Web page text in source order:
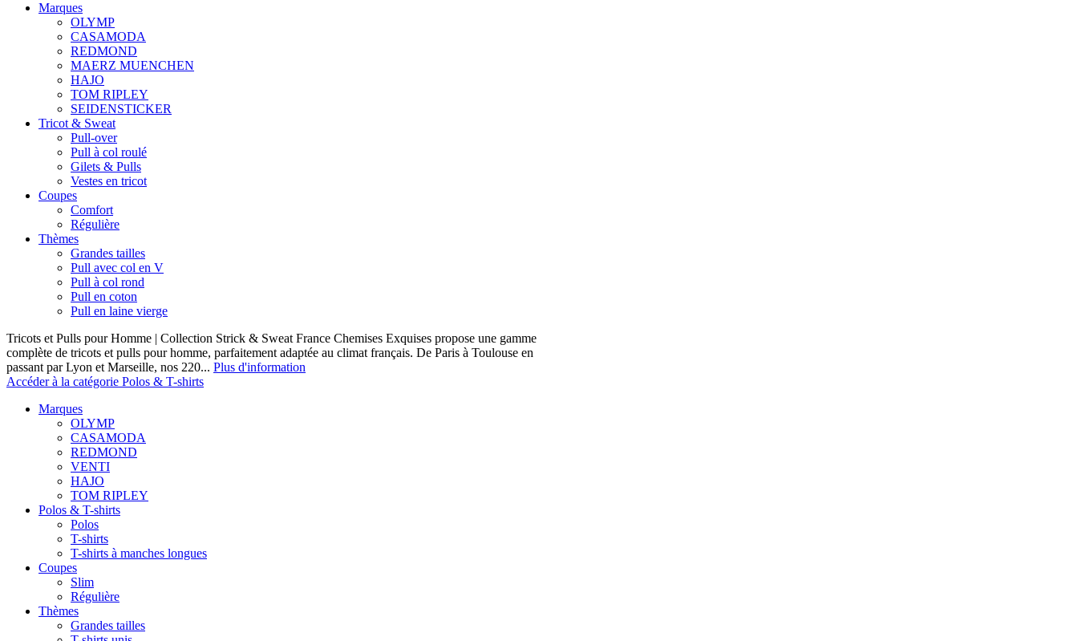
Marques
OLYMP
CASAMODA
REDMOND
MAERZ MUENCHEN
HAJO
TOM RIPLEY
SEIDENSTICKER
Tricot & Sweat
Pull-over
Pull à col roulé
Gilets & Pulls
Vestes en tricot
Coupes
Comfort
Régulière
Thèmes
Grandes tailles
Pull avec col en V
Pull à col rond
Pull en coton
Pull en laine vierge
Tricots et Pulls pour Homme | Collection Strick & Sweat France Chemises Exquises propose une gamme
complète de tricots et pulls pour homme, parfaitement adaptée au climat français. De Paris à Toulouse en
passant par Lyon et Marseille, nos 220... Plus d'information
Accéder à la catégorie Polos & T-shirts
Marques
OLYMP
CASAMODA
REDMOND
VENTI
HAJO
TOM RIPLEY
Polos & T-shirts
Polos
T-shirts
T-shirts à manches longues
Coupes
Slim
Régulière
Thèmes
Grandes tailles